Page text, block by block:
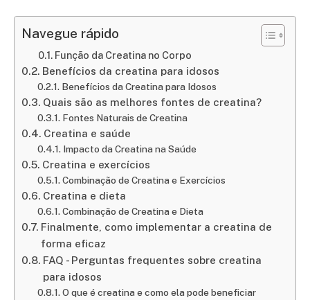
Navegue rápido
Função da Creatina no Corpo
Benefícios da creatina para idosos
Benefícios da Creatina para Idosos
Quais são as melhores fontes de creatina?
Fontes Naturais de Creatina
Creatina e saúde
Impacto da Creatina na Saúde
Creatina e exercícios
Combinação de Creatina e Exercícios
Creatina e dieta
Combinação de Creatina e Dieta
Finalmente, como implementar a creatina de
forma eficaz
FAQ - Perguntas frequentes sobre creatina
para idosos
O que é creatina e como ela pode beneficiar